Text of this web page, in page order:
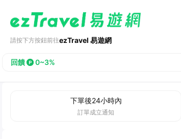
請按下方按鈕前往ezTravel 易遊網
回饋 0~3%
下單後24小時內
訂單成立通知